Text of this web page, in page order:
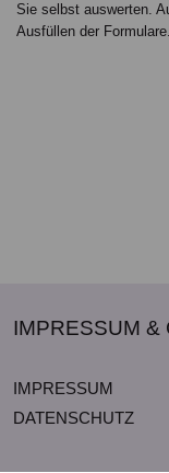
Sie selbst auswerten.
Ausfüllen der Formulare.
IMPRESSUM &
IMPRESSUM
DATENSCHUTZ